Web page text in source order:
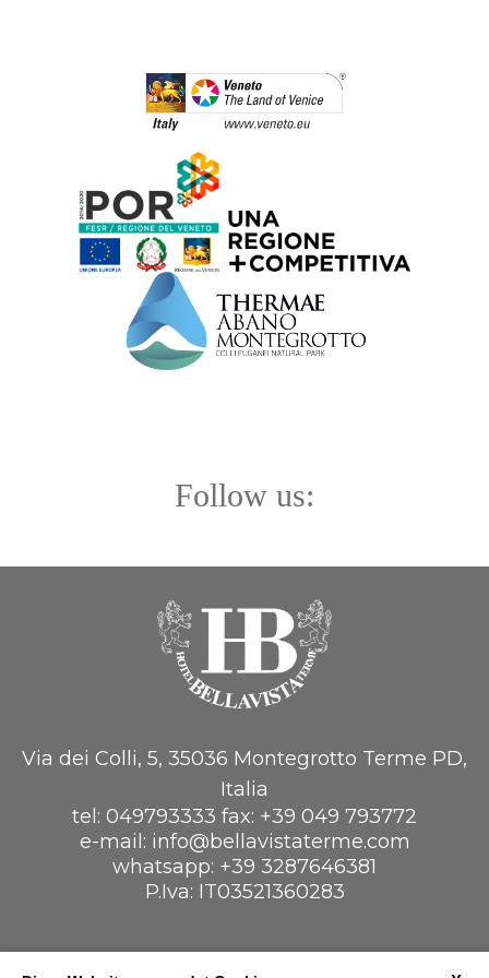
Follow us:
Via dei Colli, 5, 35036 Montegrotto Terme PD,
Italia
tel: 049793333 fax: +39 049 793772
e-mail: info@bellavistaterme.com
whatsapp: +39 3287646381
P.Iva: IT03521360283
UNTERNEHMENSDATEN PRIVACY
COOKIE